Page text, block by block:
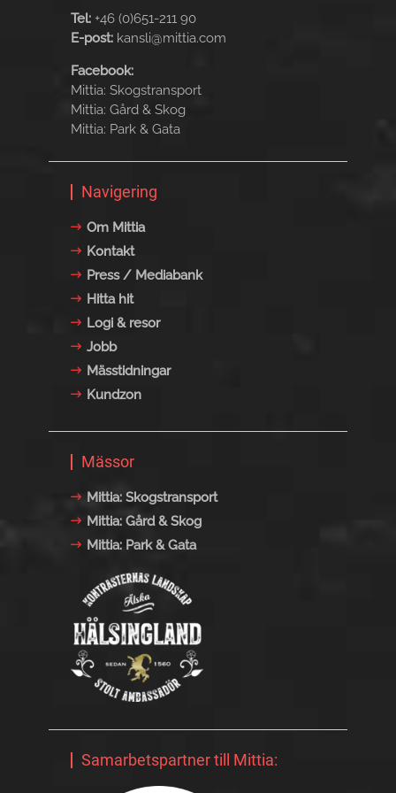
Tel: +46 (0)651-211 90
E-post: kansli@mittia.com
Facebook:
Mittia: Skogstransport
Mittia: Gård & Skog
Mittia: Park & Gata
Navigering
Om Mittia
Kontakt
Press / Mediabank
Hitta hit
Logi & resor
Jobb
Mässtidningar
Kundzon
Mässor
Mittia: Skogstransport
Mittia: Gård & Skog
Mittia: Park & Gata
Samarbetspartner till Mittia: